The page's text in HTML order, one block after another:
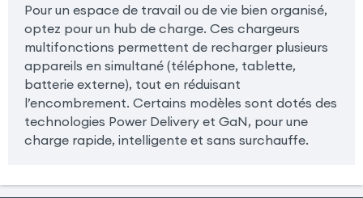
Pour un espace de travail ou de vie bien organisé,
optez pour un hub de charge. Ces chargeurs
multifonctions permettent de recharger plusieurs
appareils en simultané (téléphone, tablette,
batterie externe), tout en réduisant
l’encombrement. Certains modèles sont dotés des
technologies Power Delivery et GaN, pour une
charge rapide, intelligente et sans surchauffe.